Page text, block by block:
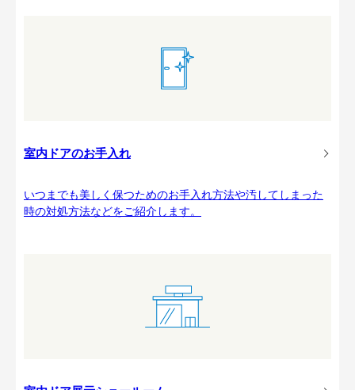
室内ドアのお手入れ
いつまでも美しく保つためのお手入れ方法や汚してしまった
時の対処方法などをご紹介します。